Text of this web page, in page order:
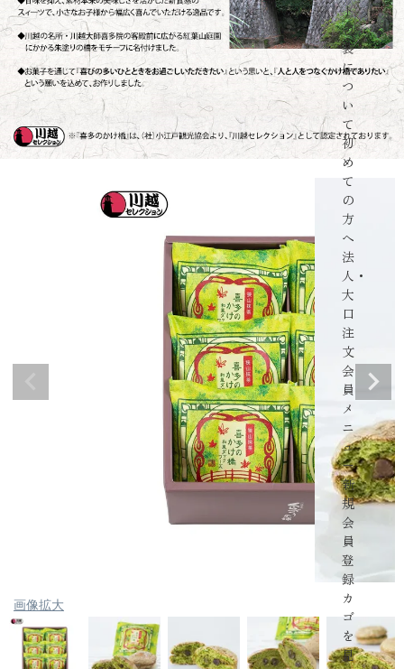
ト
包
装
に
つ
い
て
初
め
て
の
方
へ
法
人・
大
口
注
文
会
員
メ
ニ
ュ
ー
新
規
会
員
登
録
カ
ゴ
を
見
画像拡大